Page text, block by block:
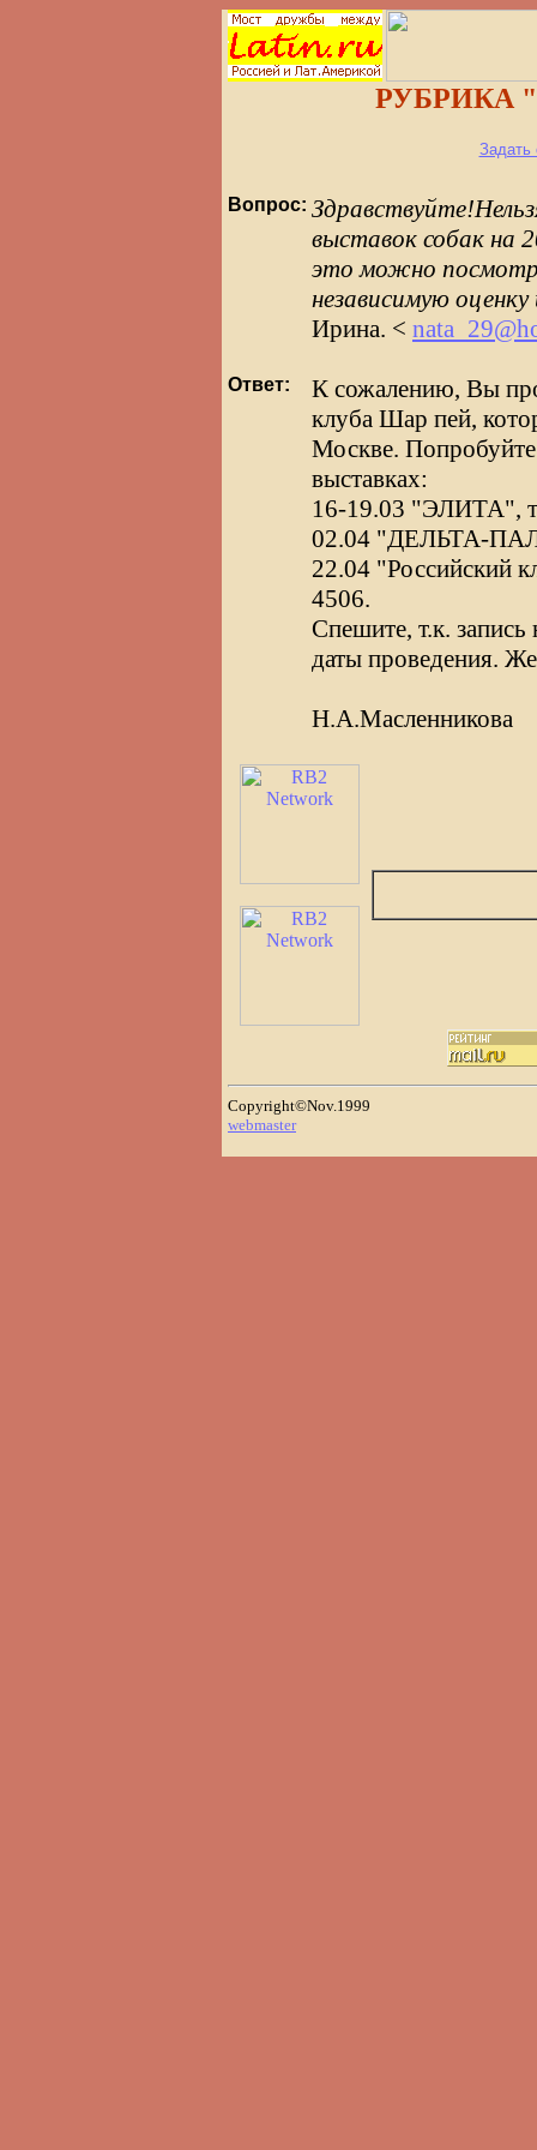
РУБРИКА
Задать
Вопрос:
выставок собак на
это можно
независимую
Ирина. <
Ответ:
К сожалению, Вы
клуба Шар пей,
Москве.
выставках:
16-19.03 "ЭЛИТА",
02.04 "ДЕЛЬТА-
22.04 "Российский
4506.
Спешите, т.к. запись
даты проведения.
Н.А.Масленникова
Copyright©Nov.1999
webmaster